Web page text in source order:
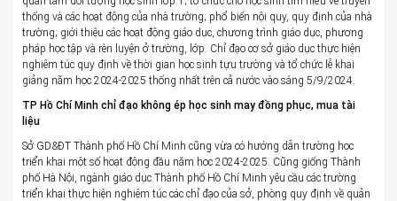
thống và các hoạt động của nhà trường; phổ biến nội quy, quy định của nhà
trường; giới thiệu các hoạt động giáo dục, chương trình giáo dục, phương
pháp học tập và rèn luyện ở trường, lớp. Chỉ đạo cơ sở giáo dục thực hiện
nghiêm túc quy định về thời gian học sinh tựu trường và tổ chức lễ khai
giảng năm học 2024-2025 thống nhất trên cả nước vào sáng 5/9/2024.
TP Hồ Chí Minh chỉ đạo không ép học sinh may đồng phục, mua tài
liệu
Sở GD&ĐT Thành phố Hồ Chí Minh cũng vừa có hướng dẫn trường học
triển khai một số hoạt động đầu năm học 2024-2025. Cũng giống Thành
phố Hà Nội, ngành giáo dục Thành phố Hồ Chí Minh yêu cầu các trường
triển khai thực hiện nghiêm túc các chỉ đạo của sở, phòng quy định về quản